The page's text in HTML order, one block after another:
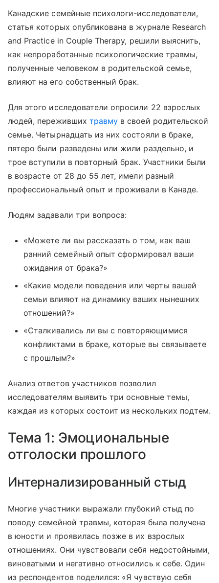
Канадские семейные психологи-исследователи,
статья которых опубликована в журнале Research
and Practice in Couple Therapy, решили выяснить,
как непроработанные психологические травмы,
полученные человеком в родительской семье,
влияют на его собственный брак.
Для этого исследователи опросили 22 взрослых
людей, переживших травму в своей родительской
семье. Четырнадцать из них состояли в браке,
пятеро были разведены или жили раздельно, и
трое вступили в повторный брак. Участники были
в возрасте от 28 до 55 лет, имели разный
профессиональный опыт и проживали в Канаде.
Людям задавали три вопроса:
«Можете ли вы рассказать о том, как ваш
ранний семейный опыт сформировал ваши
ожидания от брака?»
«Какие модели поведения или черты вашей
семьи влияют на динамику ваших нынешних
отношений?»
«Сталкивались ли вы с повторяющимися
конфликтами в браке, которые вы связываете
с прошлым?»
Анализ ответов участников позволил
исследователям выявить три основные темы,
каждая из которых состоит из нескольких подтем.
Тема 1: Эмоциональные
отголоски прошлого
Интернализированный стыд
Многие участники выражали глубокий стыд по
поводу семейной травмы, которая была получена
в юности и проявилась позже в их взрослых
отношениях. Они чувствовали себя недостойными,
виноватыми и негативно относились к себе. Один
из респондентов поделился: «Я чувствую себя